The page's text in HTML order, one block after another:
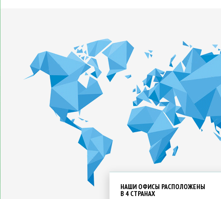
НАШИ ОФИСЫ РАСПОЛОЖЕНЫ
В 4 СТРАНАХ